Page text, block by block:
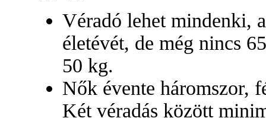
Véradó lehet mindenki,
életévét, de még nincs
50 kg.
Nők évente háromszor,
Két véradás között